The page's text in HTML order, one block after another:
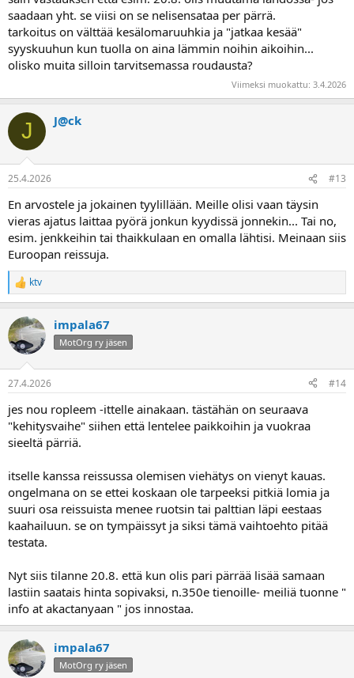
saadaan yht. se viisi on se nelisensataa per pärrä.
tarkoitus on välttää kesälomaruuhkia ja "jatkaa kesää"
syyskuuhun kun tuolla on aina lämmin noihin aikoihin...
olisko muita silloin tarvitsemassa roudausta?
Viimeksi muokattu: 3.4.2026
J J@ck
25.4.2026 #13
En arvostele ja jokainen tyylillään. Meille olisi vaan täysin
vieras ajatus laittaa pyörä jonkun kyydissä jonnekin... Tai no,
esim. jenkkeihin tai thaikkulaan en omalla lähtisi. Meinaan siis
Euroopan reissuja.
R
e
k
t
i
:
ktv
impala67
MotOrg ry jäsen
27.4.2026 #14
jes nou ropleem -ittelle ainakaan. tästähän on seuraava
"kehitysvaihe" siihen että lentelee paikkoihin ja vuokraa
sieeltä pärriä.
itselle kanssa reissussa olemisen viehätys on vienyt kauas.
ongelmana on se ettei koskaan ole tarpeeksi pitkiä lomia ja
suuri osa reissuista menee ruotsin tai palttian läpi eestaas
kaahailuun. se on tympäissyt ja siksi tämä vaihtoehto pitää
testata.
Nyt siis tilanne 20.8. että kun olis pari pärrää lisää samaan
lastiin saatais hinta sopivaksi, n.350e tienoille- meiliä tuonne "
info at akactanyaan " jos innostaa.
impala67
MotOrg ry jäsen